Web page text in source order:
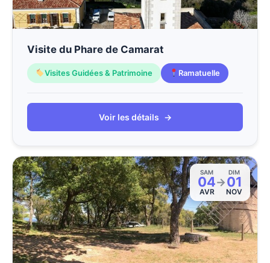
Visite du Phare de Camarat
Visites Guidées & Patrimoine Ramatuelle
Voir les détails →
SAM
04
AVR
→
DIM
01
NOV